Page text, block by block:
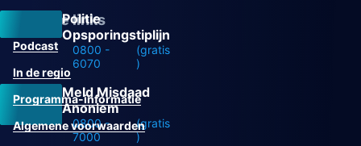
Politie
Opsporingstiplijn
0800 -
6070
(gratis
)
Meld Misdaad
Anoniem
0800 -
7000
(gratis
)
Overige links
Podcast
In de regio
Programma-informatie
Algemene voorwaarden